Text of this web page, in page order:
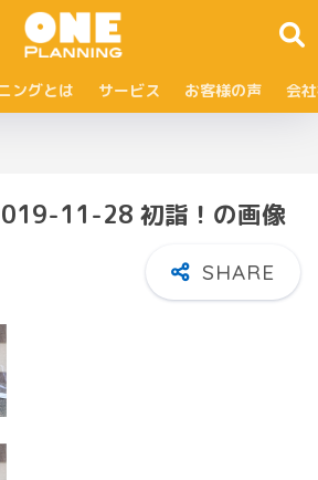
ングとは サービス お客様の声 会
11-28 初詣！の画像